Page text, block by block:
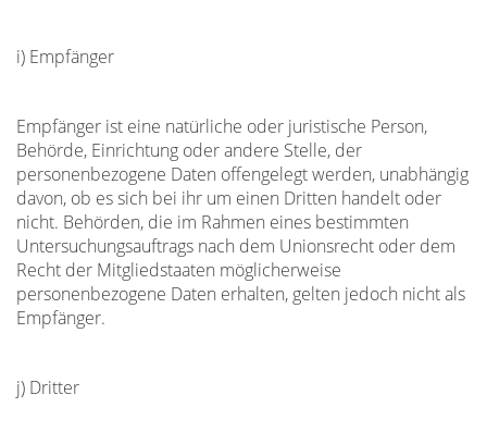
i) Empfänger
Empfänger ist eine natürliche oder juristische Person,
Behörde, Einrichtung oder andere Stelle, der
personenbezogene Daten offengelegt werden, unabhängig
davon, ob es sich bei ihr um einen Dritten handelt oder
nicht. Behörden, die im Rahmen eines bestimmten
Untersuchungsauftrags nach dem Unionsrecht oder dem
Recht der Mitgliedstaaten möglicherweise
personenbezogene Daten erhalten, gelten jedoch nicht als
Empfänger.
j) Dritter